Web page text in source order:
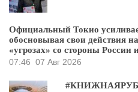
Официальный Токио
обосновывая свои действия
«угрозах» со стороны России
07:46 07 Авг 2026